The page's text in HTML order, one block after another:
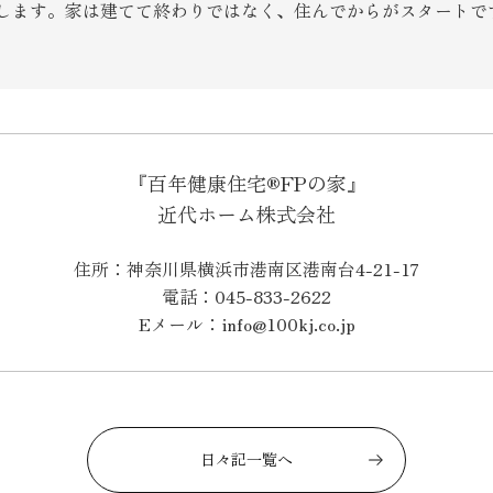
ます。家は建てて終わりではなく、住んでからがスタートで
『百年健康住宅®FPの家』
近代ホーム株式会社
住所：神奈川県横浜市港南区港南台4-21-17
電話：045-833-2622
Eメール：info@100kj.co.jp
日々記一覧へ